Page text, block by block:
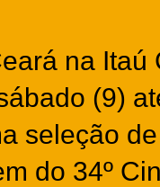
na Itaú
(9)
seleção
do 34º